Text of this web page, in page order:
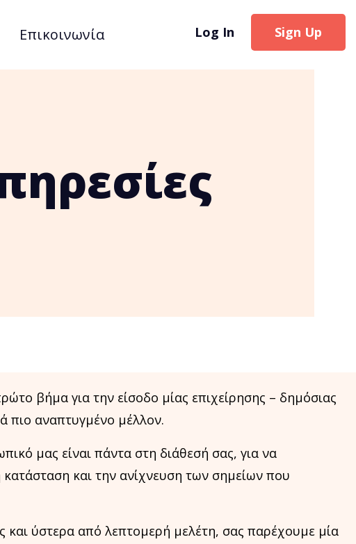
Επικοινωνία Log In Sign Up
βήμα για την είσοδο μίας επιχείρησης – δημόσιας
πιο αναπτυγμένο μέλλον.
μας είναι πάντα στη διάθεσή σας, για να
και την ανίχνευση των σημείων που
και ύστερα από λεπτομερή μελέτη, σας παρέχουμε μία